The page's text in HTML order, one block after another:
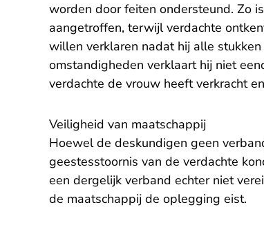
worden door feiten ondersteund. Zo
aangetroffen, terwijl verdachte
willen verklaren nadat hij alle
omstandigheden verklaart hij niet
verdachte de vrouw heeft verkracht
Veiligheid van maatschappij
Hoewel de deskundigen geen
geestesstoornis van de verdachte
een dergelijk verband echter niet
de maatschappij de oplegging eist.